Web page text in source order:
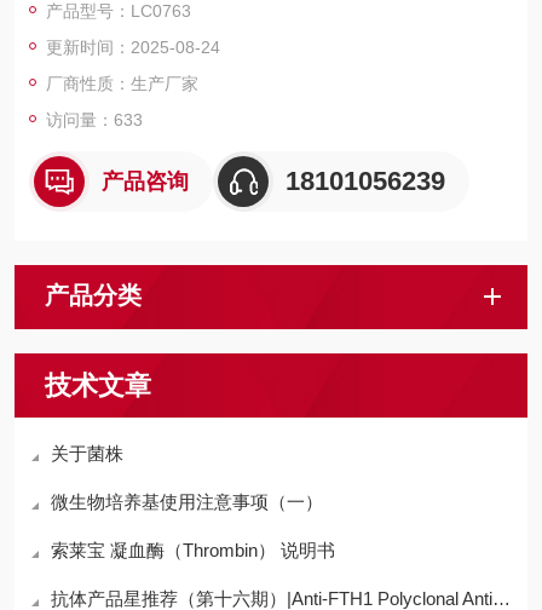
产品型号：LC0763
更新时间：2025-08-24
厂商性质：生产厂家
访问量：633
产品咨询 18101056239
产品分类
技术文章
关于菌株
微生物培养基使用注意事项（一）
索莱宝 凝血酶（Thrombin） 说明书
抗体产品星推荐（第十六期）|Anti-FTH1 Polyclonal Antibody